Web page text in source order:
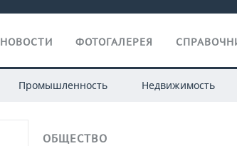
НОВОСТИ ФОТОГАЛЕРЕЯ
Промышленность Недвижимость
ОБЩЕСТВО